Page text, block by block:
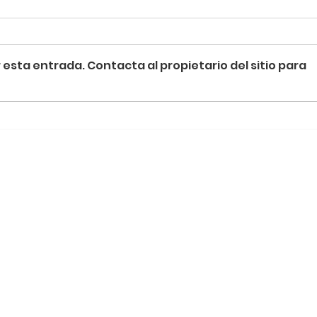
Termografía y la Revolución de la
esta entrada. Contacta al propietario del sitio para